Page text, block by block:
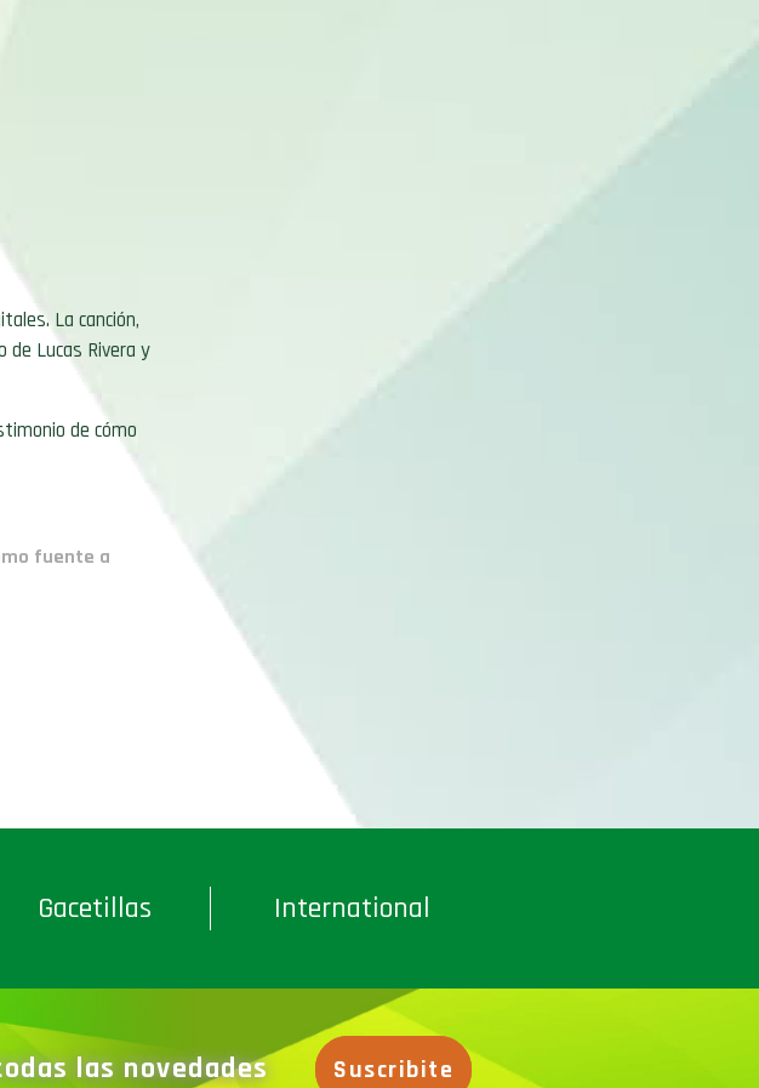
La canción,
de Lucas Rivera y
de cómo
fuente a
Gacetillas International
las novedades Suscribite